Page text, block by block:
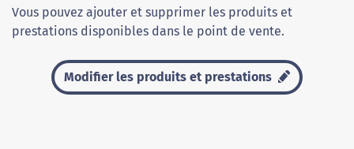
Vous pouvez ajouter et supprimer les produits et
prestations disponibles dans le point de vente.
Modifier les produits et prestations